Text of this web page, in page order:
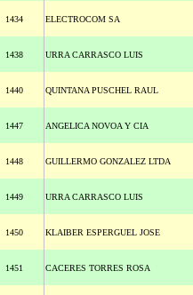
1434 ELECTROCOM SA
1438 URRA CARRASCO LUIS
1440 QUINTANA PUSCHEL RAUL
1447 ANGELICA NOVOA Y CIA
1448 GUILLERMO GONZALEZ LTDA
1449 URRA CARRASCO LUIS
1450 KLAIBER ESPERGUEL JOSE
1451 CACERES TORRES ROSA